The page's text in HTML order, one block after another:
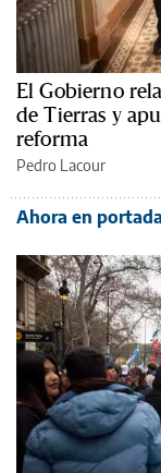
El Gobierno
de Tierras y
reforma
Pedro Lacour
Ahora en portada